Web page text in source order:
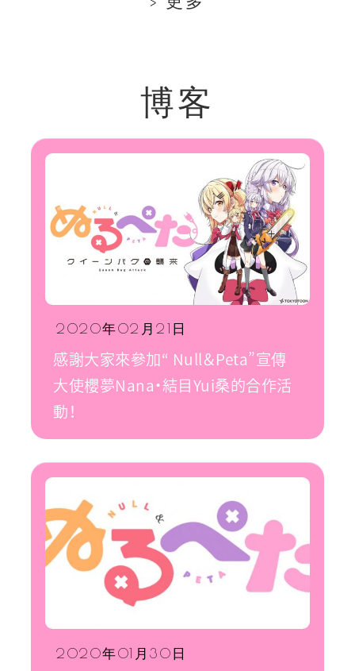
博客
2020年02月21日
感謝大家來參加“ Null＆Peta”宣傳
大使櫻夢Nana・結目Yui桑的合作活
動！
2020年01月30日